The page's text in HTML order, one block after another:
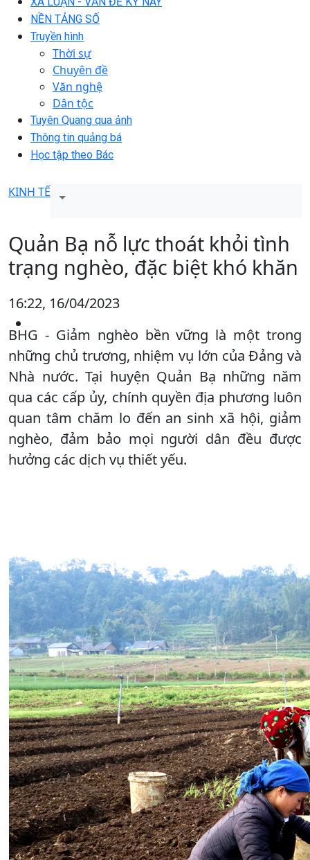
NỀN TẢNG SỐ
Truyền hình
Thời sự
Chuyên đề
Văn nghệ
Dân tộc
Tuyên Quang qua ảnh
Thông tin quảng bá
Học tập theo Bác
KINH TẾ
Quản Bạ nỗ lực thoát khỏi tình
trạng nghèo, đặc biệt khó khăn
16:22, 16/04/2023
BHG - Giảm nghèo bền vững là một trong
những chủ trương, nhiệm vụ lớn của Đảng và
Nhà nước. Tại huyện Quản Bạ những năm
qua các cấp ủy, chính quyền địa phương luôn
quan tâm chăm lo đến an sinh xã hội, giảm
nghèo, đảm bảo mọi người dân đều được
hưởng các dịch vụ thiết yếu.